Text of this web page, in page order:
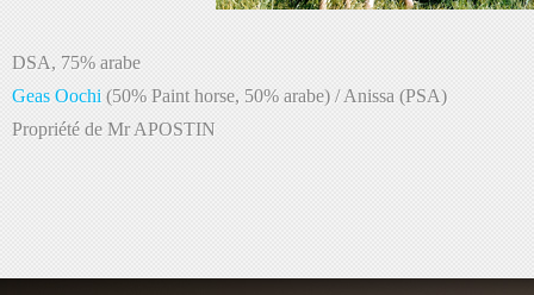
Geas Oochi
Propriété de Mr APOSTIN